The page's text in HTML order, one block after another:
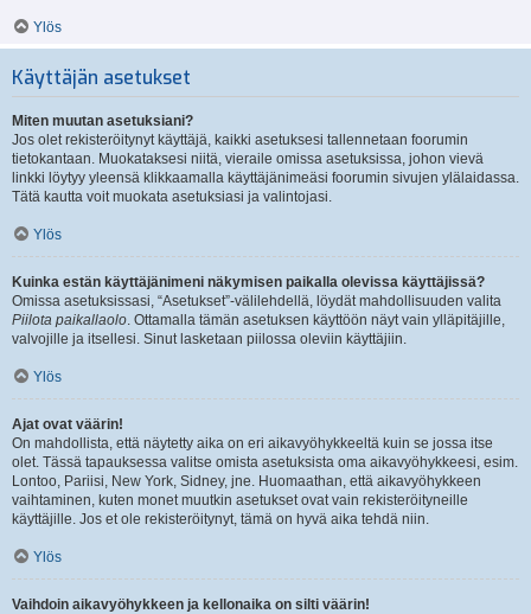
Ylös
Käyttäjän asetukset
Miten muutan asetuksiani?
Jos olet rekisteröitynyt käyttäjä, kaikki asetuksesi tallennetaan foorumin
tietokantaan. Muokataksesi niitä, vieraile omissa asetuksissa, johon vievä
linkki löytyy yleensä klikkaamalla käyttäjänimeäsi foorumin sivujen ylälaidassa.
Tätä kautta voit muokata asetuksiasi ja valintojasi.
Ylös
Kuinka estän käyttäjänimeni näkymisen paikalla olevissa käyttäjissä?
Omissa asetuksissasi, “Asetukset”-välilehdellä, löydät mahdollisuuden valita
Piilota paikallaolo. Ottamalla tämän asetuksen käyttöön näyt vain ylläpitäjille,
valvojille ja itsellesi. Sinut lasketaan piilossa oleviin käyttäjiin.
Ylös
Ajat ovat väärin!
On mahdollista, että näytetty aika on eri aikavyöhykkeeltä kuin se jossa itse
olet. Tässä tapauksessa valitse omista asetuksista oma aikavyöhykkeesi, esim.
Lontoo, Pariisi, New York, Sidney, jne. Huomaathan, että aikavyöhykkeen
vaihtaminen, kuten monet muutkin asetukset ovat vain rekisteröityneille
käyttäjille. Jos et ole rekisteröitynyt, tämä on hyvä aika tehdä niin.
Ylös
Vaihdoin aikavyöhykkeen ja kellonaika on silti väärin!